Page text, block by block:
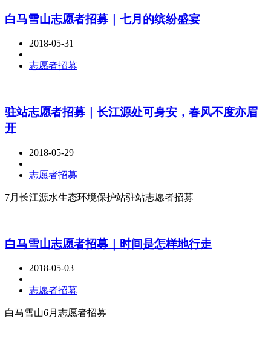
白马雪山志愿者招募｜七月的缤纷盛宴
2018-05-31
|
志愿者招募
驻站志愿者招募｜长江源处可身安，春风不度亦眉
开
2018-05-29
|
志愿者招募
7月长江源水生态环境保护站驻站志愿者招募
白马雪山志愿者招募｜时间是怎样地行走
2018-05-03
|
志愿者招募
白马雪山6月志愿者招募